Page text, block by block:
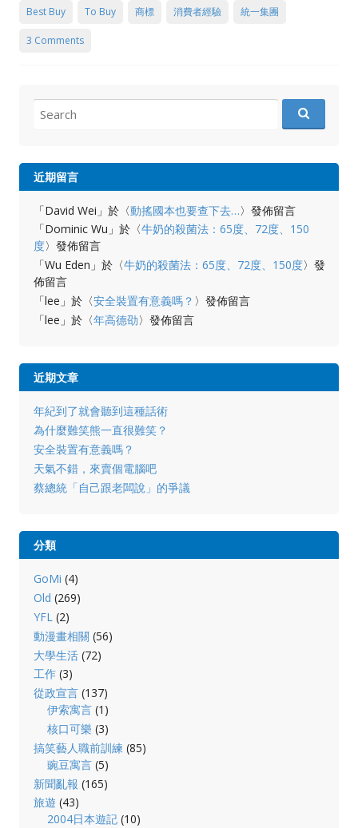
Best Buy To Buy 商標 消費者經驗 統一集團
3 Comments
for:
近期留言
「David Wei 」於〈動搖國本也要查下去…〉發佈留言
「Dominic Wu 」於〈牛奶的殺菌法：65度、72度、150
度〉發佈留言
「Wu Eden 」於〈牛奶的殺菌法：65度、72度、150度〉發
佈留言
「lee 」於〈安全裝置有意義嗎？ 〉發佈留言
「lee 」於〈年高德劭〉發佈留言
近期文章
年紀到了就會聽到這種話術
為什麼難笑熊一直很難笑？
安全裝置有意義嗎？
天氣不錯，來賣個電腦吧
蔡總統「自己跟老闆說」的爭議
分類
GoMi (4)
Old (269)
YFL(2)
動漫畫相關 (56)
大學生活(72)
工作(3)
從政宣言(137)
伊索寓言 (1)
核口可樂 (3)
搞笑藝人職前訓練 (85)
豌豆寓言 (5)
新聞亂報 (165)
旅遊 (43)
2004日本遊記 (10)